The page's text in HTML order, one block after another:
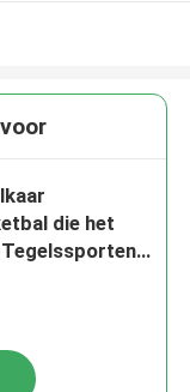
die het